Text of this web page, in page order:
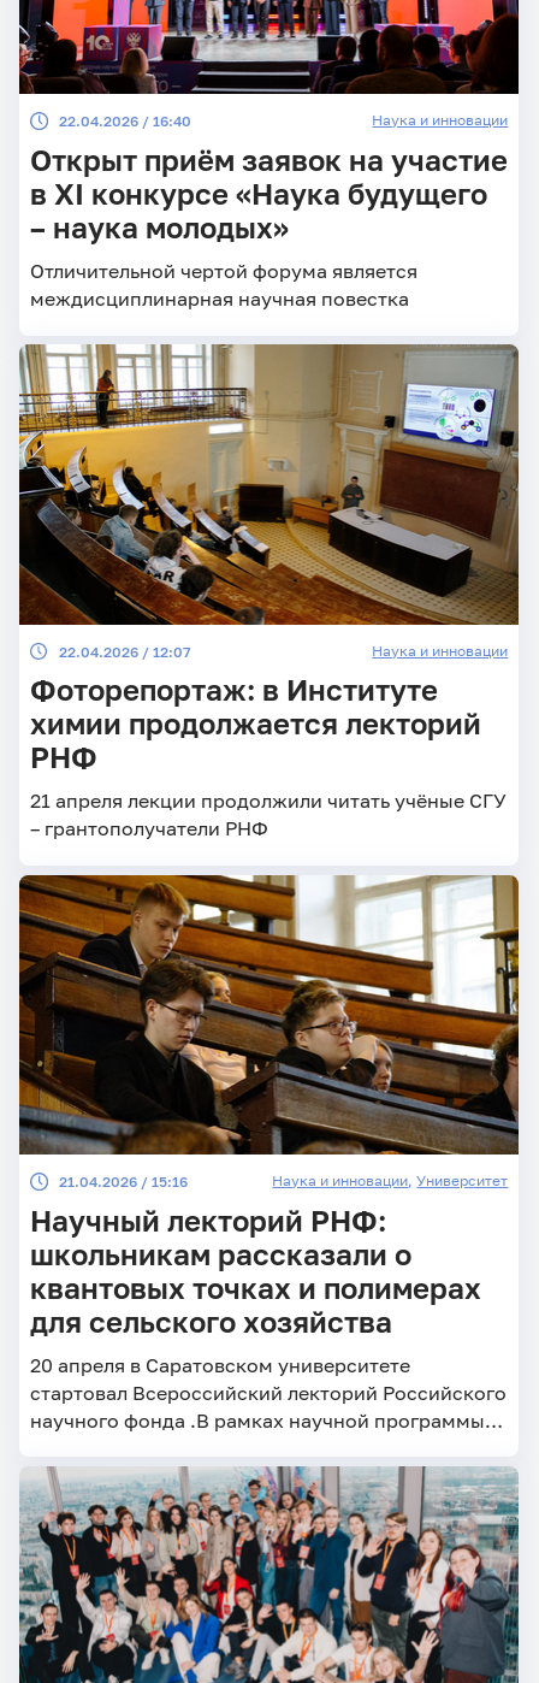
22.04.2026 / 16:40 Наука и инновации
Открыт приём заявок на участие
в XI конкурсе «Наука будущего
– наука молодых»
Отличительной чертой форума является
междисциплинарная научная повестка
22.04.2026 / 12:07 Наука и инновации
Фоторепортаж: в Институте
химии продолжается лекторий
РНФ
21 апреля лекции продолжили читать учёные СГУ
– грантополучатели РНФ
21.04.2026 / 15:16 Наука и инновации,Университет
Научный лекторий РНФ:
школьникам рассказали о
квантовых точках и полимерах
для сельского хозяйства
20 апреля в Саратовском университете
стартовал Всероссийский лекторий Российского
научного фонда .В рамках научной программы
проектах, профессиональном пути: как при
поддержке фонда создаются молодёжные
лаборатории, научные школы